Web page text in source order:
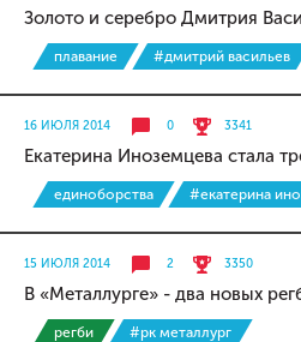
Золото и серебро Дмитрия
плавание #дмитрий васильев
16 ИЮЛЯ 2014 0 3341
Екатерина Иноземцева стала
единоборства #екатерина
15 ИЮЛЯ 2014 2 3350
В «Металлурге» - два новых
регби #рк металлург